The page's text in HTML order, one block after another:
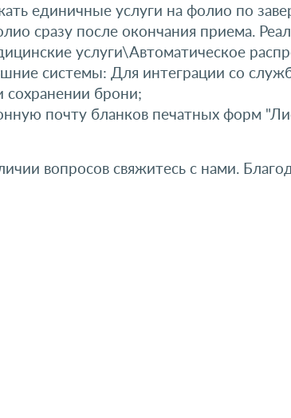
единичные услуги на фолио по
сразу после окончания приема.
услуги\Автоматическое
системы: Для интеграции со
сохранении брони;
почту бланков печатных форм
вопросов свяжитесь с нами.